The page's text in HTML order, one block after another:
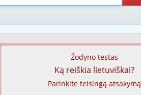
Žodyno testas
Ką reiškia lietuviškai?
Parinkite teisingą atsakymą